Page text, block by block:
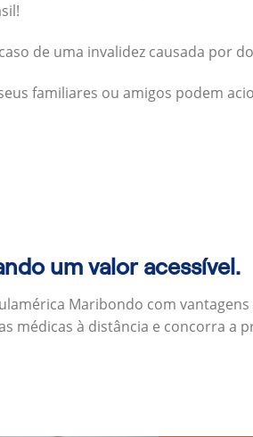
de uma invalidez causada por
familiares ou amigos podem
um valor acessível.
Maribondo com
médicas à distância e concorra a